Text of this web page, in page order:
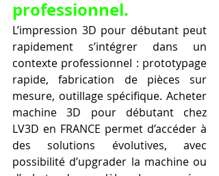
professionnel.
L’impression 3D pour débutant peut
rapidement s’intégrer dans un
contexte professionnel : prototypage
rapide, fabrication de pièces sur
mesure, outillage spécifique. Acheter
machine 3D pour débutant chez
LV3D en FRANCE permet d’accéder à
des solutions évolutives, avec
possibilité d’upgrader la machine ou